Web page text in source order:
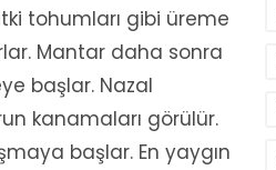
tohumları gibi üreme
Mantar daha sonra
başlar. Nazal
kanamaları görülür.
başlar. En yaygın